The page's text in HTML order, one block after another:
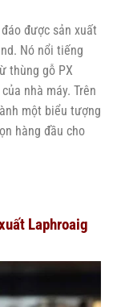
được sản xuất
Nó nổi tiếng
thùng gỗ PX
nhà máy. Trên
một biểu tượng
hàng đầu cho
Laphroaig